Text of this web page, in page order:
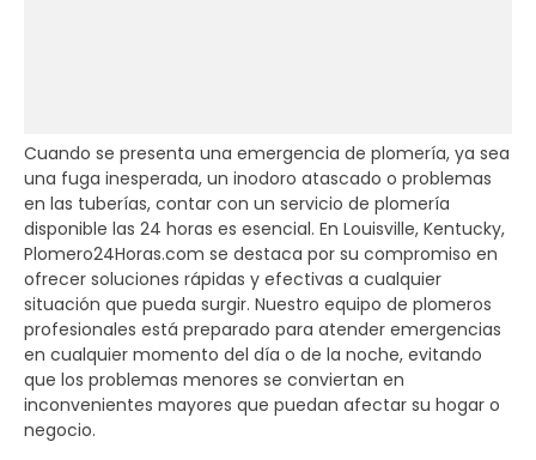
Cuando se presenta una emergencia de plomería, ya sea
una fuga inesperada, un inodoro atascado o problemas
en las tuberías, contar con un servicio de plomería
disponible las 24 horas es esencial. En Louisville, Kentucky,
Plomero24Horas.com se destaca por su compromiso en
ofrecer soluciones rápidas y efectivas a cualquier
situación que pueda surgir. Nuestro equipo de plomeros
profesionales está preparado para atender emergencias
en cualquier momento del día o de la noche, evitando
que los problemas menores se conviertan en
inconvenientes mayores que puedan afectar su hogar o
negocio.